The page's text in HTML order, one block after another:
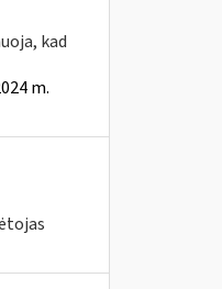
kad
m.